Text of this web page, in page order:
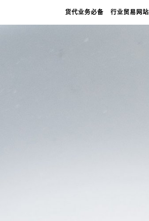
货代业务必备 行业贸易网站